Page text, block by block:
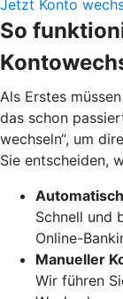
Jetzt Konto
So
Als Erstes
das schon
wechseln“, um
Sie entscheiden,
Schnell und
Online-
Manueller
Wir führen